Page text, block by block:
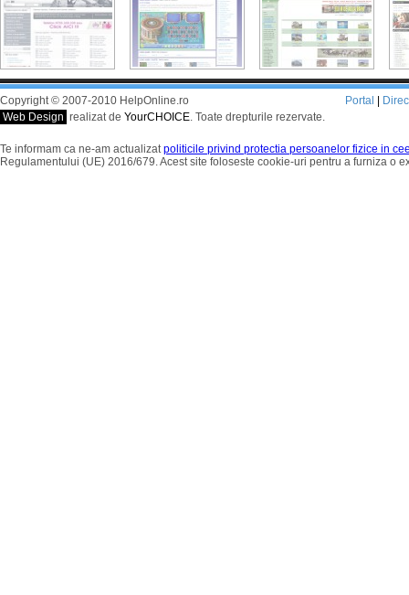
Copyright © 2007-2010 HelpOnline.ro
Web Design realizat de YourCHOICE. Toate drepturile rezervate.
Portal
Te informam ca ne-am actualizatpoliticile privind protectia persoanelor fizice in
Regulamentului (UE) 2016/679. Acest site foloseste cookie-uri pentru a furniza o